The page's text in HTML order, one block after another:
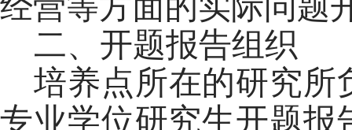
二、开题报告组织
培养点所在的研究所
专业学位研究生开题报